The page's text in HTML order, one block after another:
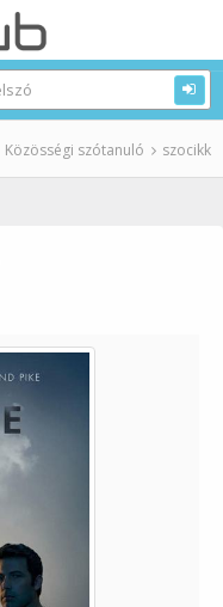
Közösségi szótanuló szocikk